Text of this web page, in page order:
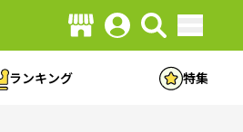
ランキング 特集